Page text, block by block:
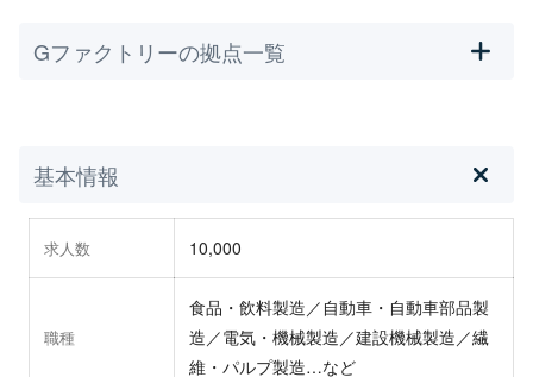
Gファクトリーの拠点一覧
基本情報
求人数 10,000
職種
食品・飲料製造／自動車・自動車部品製
造／電気・機械製造／建設機械製造／繊
維・パルプ製造…など